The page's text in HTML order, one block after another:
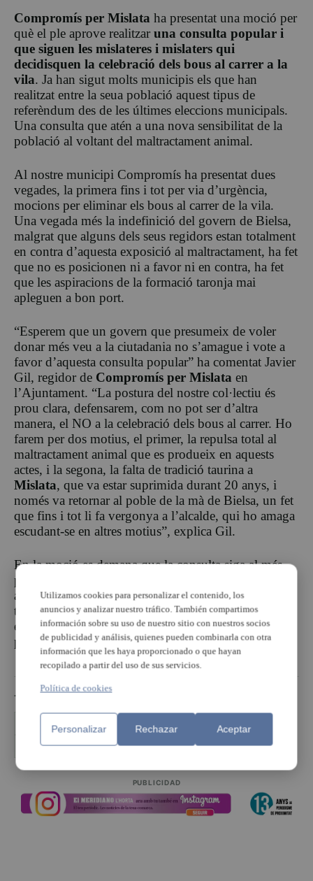
Compromís per Mislata ha presentat una moció per
què el ple aprove realitzar una consulta popular i
que siguen les mislateres i mislaters qui
decidisquen la celebració dels bous al carrer a la
vila. Ja han sigut molts municipis els que han
realitzat entre la seua població aquest tipus de
referèndum des de les últimes eleccions municipals.
Una consulta que atén a una nova sensibilitat de la
població al voltant del maltractament animal.
Al nostre municipi Compromís ha presentat dues
vegades, la primera fins i tot per via d’urgència,
mocions per eliminar els bous al carrer de la vila.
Una vegada més la indefinició del govern de Bielsa,
malgrat que alguns dels seus regidors estan totalment
en contra d’aquesta exposició al maltractament, ha fet
que no es posicionen ni a favor ni en contra, ha fet
que les aspiracions de la formació taronja mai
apleguen a bon port.
“Esperem que un govern que presumeix de voler
donar més veu a la ciutadania no s’amague i vote a
favor d’aquesta consulta popular” ha comentat Javier
Gil, regidor de Compromís per Mislata en
l’Ajuntament. “La postura del nostre col·lectiu és
prou clara, defensarem, com no pot ser d’altra
manera, el NO a la celebració dels bous al carrer. Ho
farem per dos motius, el primer, la repulsa total al
maltractament animal que es produeix en aquests
actes, i la segona, la falta de tradició taurina a
Mislata, que va estar suprimida durant 20 anys, i
només va retornar al poble de la mà de Bielsa, un fet
que fins i tot li fa vergonya a l’alcalde, qui ho amaga
escudant-se en altres motius”, explica Gil.
En la moció es demana que la consulta siga al més
prompte possible, així en cas d’eixir el NO als bous
al carrer no es perjudique cap associació que puga
tindre pagades algunes despeses, com va succeir, per
exemple a Xirivella, que van suspendre quan les
penyes ho tenien tot pagat.
TEMAS
Ajuntament de Mislata bous al carrer
Compromís per Mislata Mislata
PUBLICIDAD
Utilizamos cookies para personalizar el contenido, los
anuncios y analizar nuestro tráfico. También compartimos
información sobre su uso de nuestro sitio con nuestros socios
de publicidad y análisis, quienes pueden combinarla con otra
información que les haya proporcionado o que hayan
recopilado a partir del uso de sus servicios.
Política de cookies
Personalizar Rechazar Aceptar